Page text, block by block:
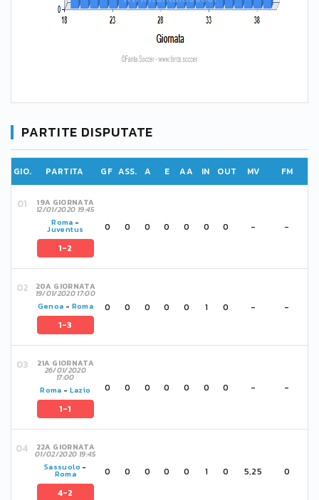
PARTITE DISPUTATE
GIO. PARTITA GF ASS. A E AA IN OUT MV FM
19A GIORNATA
12/01/2020 19:45
Roma -
Juventus
1-2
0 0 0 0 0 0 0 - -
20A GIORNATA
19/01/2020 17:00
Genoa - Roma
1-3
0 0 0 0 0 1 0 - -
21A GIORNATA
26/01/2020
17:00
Roma - Lazio
1-1
0 0 0 0 0 0 0 - -
22A GIORNATA
01/02/2020 19:45
Sassuolo -
Roma
4-2
0 0 0 0 0 1 0 5,25 0